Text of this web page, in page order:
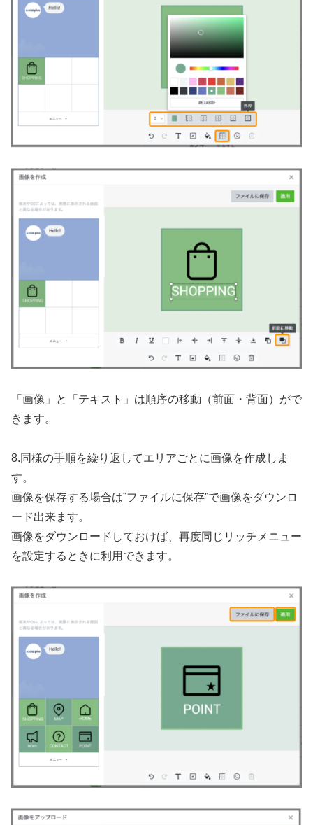
「画像」と「テキスト」は順序の移動（前面・背面）がで
きます。
8.同様の手順を繰り返してエリアごとに画像を作成しま
す。
画像を保存する場合は”ファイルに保存”で画像をダウンロ
ード出来ます。
画像をダウンロードしておけば、再度同じリッチメニュー
を設定するときに利用できます。